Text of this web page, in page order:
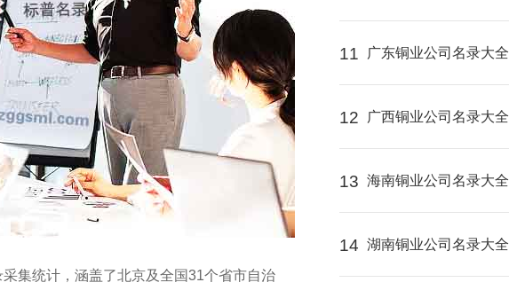
集统计，涵盖了北京及全国31个省市自治
11 广东铜业公司名录大全
12 广西铜业公司名录大全
13 海南铜业公司名录大全
14 湖南铜业公司名录大全